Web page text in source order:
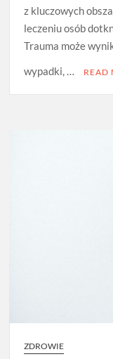
z kluczowych
leczeniu osób
Trauma może
wypadki, …
READ
ZDROWIE